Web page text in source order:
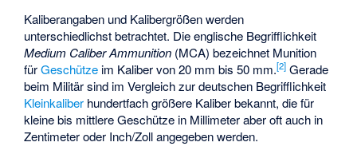
Kaliberangaben und Kalibergrößen werden
unterschiedlichst betrachtet. Die englische Begrifflichkeit
Medium Caliber Ammunition (MCA) bezeichnet Munition
fürGeschütze im Kaliber von20 mm bis 50 mm.[2] Gerade
beim Militär sind im Vergleich zur deutschen Begrifflichkeit
Kleinkaliber hundertfach größere Kaliber bekannt, die für
kleine bis mittlere Geschütze in Millimeter aber oft auch in
Zentimeter oder Inch/Zoll angegeben werden.